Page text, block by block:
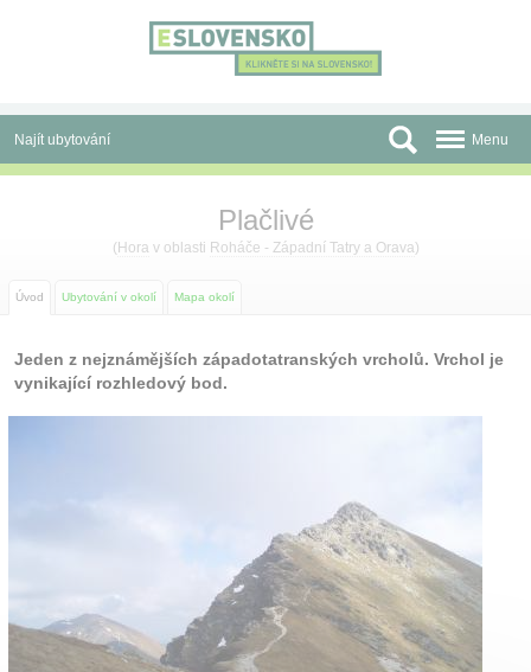
Najít ubytování
Slevy a Last Minute
Autobusové zájezdy
Před cestou
Menu
Plačlivé
( Hora v oblasti Roháče - Západní Tatry a Orava)
Úvod Ubytování v okolí Mapa okolí
Jeden z nejznámějších západotatranských vrcholů. Vrchol je
vynikající rozhledový bod.